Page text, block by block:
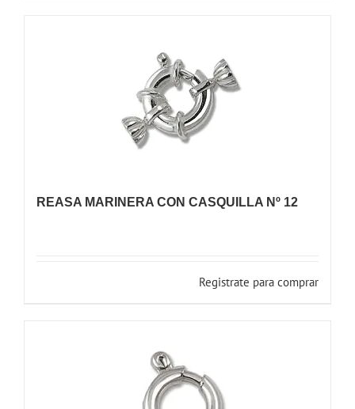
REASA MARINERA CON CASQUILLA Nº 12
Registrate para comprar